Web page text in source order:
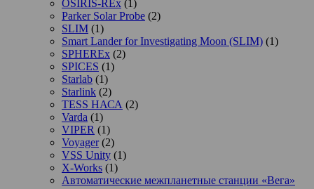
OSIRIS-REx (1)
Parker Solar Probe (2)
SLIM (1)
Smart Lander for Investigating Moon (SLIM) (1)
SPHEREx (2)
SPICES (1)
Starlab (1)
Starlink (2)
TESS НАСА (2)
Varda (1)
VIPER (1)
Voyager(2)
VSS Unity (1)
X-Works (1)
Автоматические межпланетные станции «Вега»